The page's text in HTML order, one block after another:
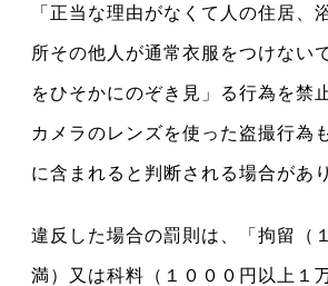
「正当な理由がなくて人の住居、
所その他人が通常衣服をつけない
をひそかにのぞき見」る行為を禁
カメラのレンズを使った盗撮行為
に含まれると判断される場合があ
違反した場合の罰則は、「拘留（
満）又は科料（１０００円以上１